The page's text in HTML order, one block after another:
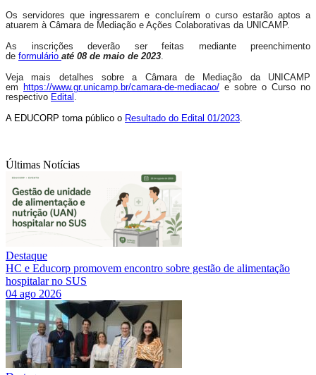
Os servidores que ingressarem e concluírem o curso estarão aptos a
atuarem à Câmara de Mediação e Ações Colaborativas da UNICAMP.
As inscrições deverão ser feitas mediante preenchimento
de formulário até 08 de maio de 2023
Veja mais detalhes sobre a Câmara de Mediação da UNICAMP
em
https://www.gr.unicamp.br/camara-de-mediacao/ e sobre o Curso no
respectivo Edital
A EDUCORP torna público o Resultado do Edital 01/2023
Últimas Notícias
Destaque
HC e Educorp promovem encontro sobre gestão de alimentação
hospitalar no SUS
04 ago 2026